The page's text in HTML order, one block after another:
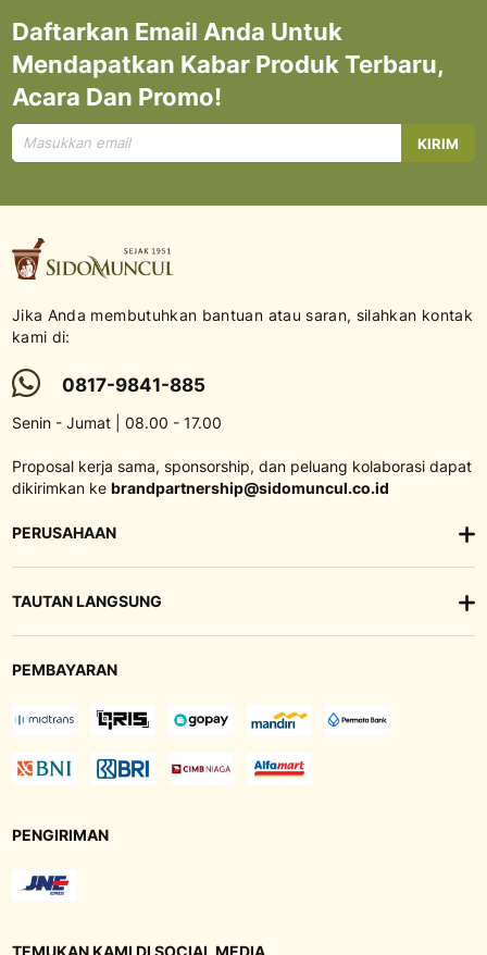
Daftarkan Email Anda Untuk
Mendapatkan Kabar Produk Terbaru,
Acara Dan Promo!
Mendaftar
untuk
KIRIM
Jika Anda membutuhkan bantuan atau saran, silahkan kontak
kami di:
0817-9841-885
Senin - Jumat | 08.00 - 17.00
Proposal kerja sama, sponsorship, dan peluang kolaborasi dapat
dikirimkan ke brandpartnership@sidomuncul.co.id
PERUSAHAAN
TAUTAN LANGSUNG
PEMBAYARAN
PENGIRIMAN